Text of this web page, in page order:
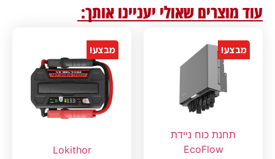
עוד מוצרים שאולי יעניינו אותך:
מבצע!
תחנת כוח ניידת
EcoFlow
מבצע!
Lokithor